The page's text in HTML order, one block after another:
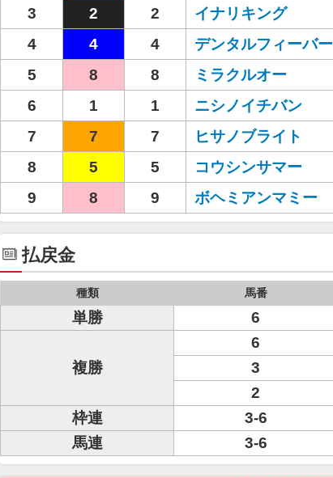
3
2 2 イナリキング
4
4 4 デンタルフィーバー
5
8 8 ミラクルオー
6
1 1 ニシノイチバン
7
7 7 ヒサノブライト
8
5 5 コウシンサマー
9
8 9 ボヘミアンマミー
払戻金
種類 馬番
単勝 6
複勝
6
3
2
枠連
3-6
馬連
3-6